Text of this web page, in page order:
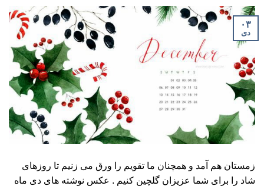
۰۳
دی
زمستان هم آمد و همچنان ما تقویم را ورق می زنیم تا روزهای
شاد را برای شما عزیزان گلچین کنیم . عکس نوشته های دی ماه